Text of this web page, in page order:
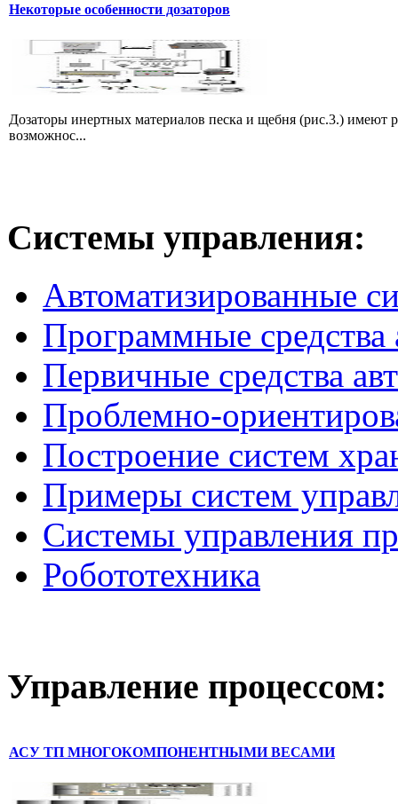
Некоторые особенности дозаторов
Дозаторы инертных материалов песка и щебня (рис.3.) имеют
возможнос...
Системы управления:
Автоматизированные
Программные средства
Первичные средства
Проблемно-
Построение систем
Примеры систем
Системы управления
Робототехника
Управление процессом:
АСУ ТП МНОГОКОМПОНЕНТНЫМИ ВЕСАМИ